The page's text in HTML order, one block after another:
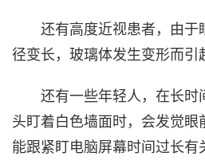
还有高度近视患者，由于
径变长，玻璃体发生变形而引
还有一些年轻人，在长时
头盯着白色墙面时，会发觉
能跟紧盯电脑屏幕时间过长有